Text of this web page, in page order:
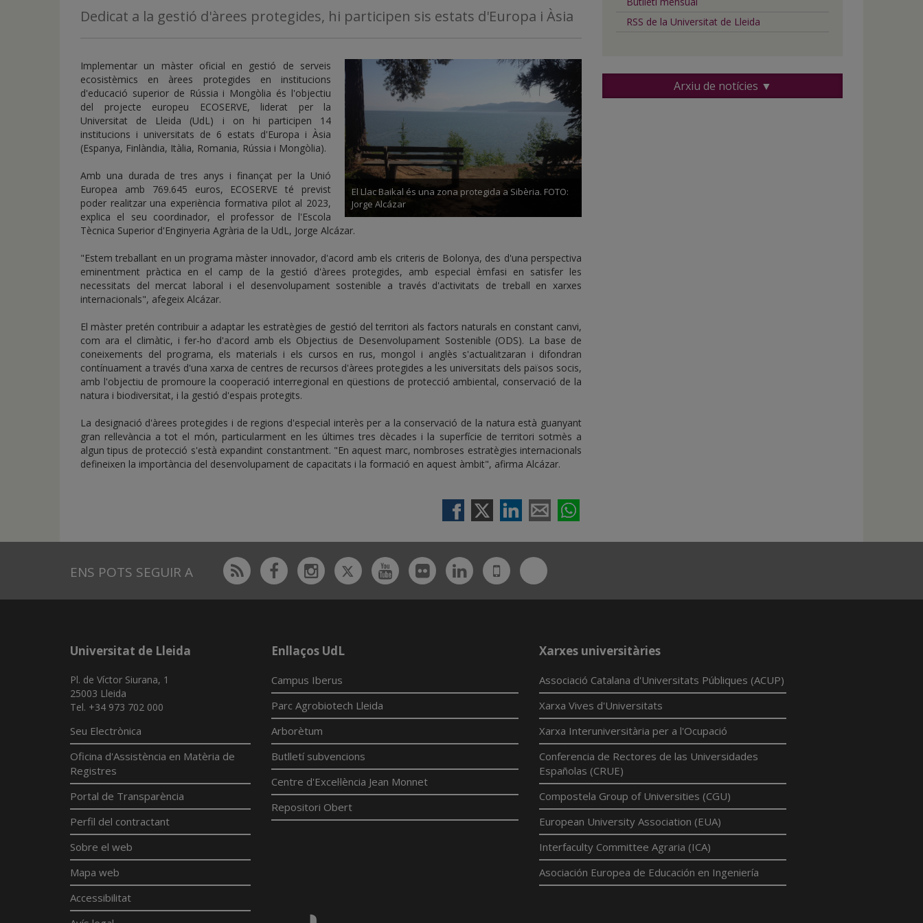
inicio
Dedicat a la gestió d'àrees protegides, hi participen sis estats d'Europa i Àsia
El Llac Baikal és una zona protegida a Sibèria. FOTO:
Jorge Alcázar
Implementar un màster oficial en gestió de serveis
ecosistèmics en àrees protegides en institucions
d'educació superior de Rússia i Mongòlia és l'objectiu
del projecte europeu ECOSERVE, liderat per la
Universitat de Lleida (UdL) i on hi participen 14
institucions i universitats de 6 estats d'Europa i Àsia
(Espanya, Finlàndia, Itàlia, Romania, Rússia i Mongòlia).
Amb una durada de tres anys i finançat per la Unió
Europea amb 769.645 euros, ECOSERVE té previst
poder realitzar una experiència formativa pilot al 2023,
explica el seu coordinador, el professor de l'Escola
Tècnica Superior d'Enginyeria Agrària de la UdL, Jorge Alcázar.
"Estem treballant en un programa màster innovador, d'acord amb els criteris de Bolonya, des d'una perspectiva
eminentment pràctica en el camp de la gestió d'àrees protegides, amb especial èmfasi en satisfer les
necessitats del mercat laboral i el desenvolupament sostenible a través d'activitats de treball en xarxes
internacionals", afegeix Alcázar.
El màster pretén contribuir a adaptar les estratègies de gestió del territori als factors naturals en constant canvi,
com ara el climàtic, i fer-ho d'acord amb els Objectius de Desenvolupament Sostenible (ODS). La base de
coneixements del programa, els materials i els cursos en rus, mongol i anglès s'actualitzaran i difondran
contínuament a través d'una xarxa de centres de recursos d'àrees protegides a les universitats dels països socis,
amb l'objectiu de promoure la cooperació interregional en qüestions de protecció ambiental, conservació de la
natura i biodiversitat, i la gestió d'espais protegits.
La designació d'àrees protegides i de regions d'especial interès per a la conservació de la natura està guanyant
gran rellevància a tot el món, particularment en les últimes tres dècades i la superfície de territori sotmès a
algun tipus de protecció s'està expandint constantment. "En aquest marc, nombroses estratègies internacionals
defineixen la importància del desenvolupament de capacitats i la formació en aquest àmbit", afirma Alcázar.
RSS de la Universitat de Lleida
Arxiu de notícies ▼
ENS POTS SEGUIR A Rss FacebookInstagram
TwitterYoutubeFlickrLinkedin
UdL
App
Bluesky
Universitat de Lleida
Pl. de Víctor Siurana, 1
25003 Lleida
Tel. +34 973 702 000
Seu Electrònica
Oficina d'Assistència en Matèria de
Registres
Portal de Transparència
Perfil del contractant
Sobre el web
Mapa web
Accessibilitat
Enllaços UdL
Campus Iberus
Parc Agrobiotech Lleida
Arborètum
Butlletí subvencions
Centre d'Excel·lència Jean Monnet
Repositori Obert
Xarxes universitàries
Associació Catalana d'Universitats Públiques (ACUP)
Xarxa Vives d'Universitats
Xarxa Interuniversitària per a l'Ocupació
Conferencia de Rectores de las Universidades
Españolas (CRUE)
Compostela Group of Universities (CGU)
European University Association (EUA)
Interfaculty Committee Agraria (ICA)
Asociación Europea de Educación en Ingeniería